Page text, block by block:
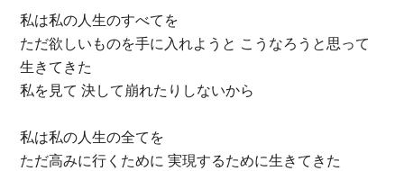
私は私の人生のすべてを
ただ欲しいものを手に入れようと こうなろうと思って
生きてきた
私を見て 決して崩れたりしないから
私は私の人生の全てを
ただ高みに行くために 実現するために生きてきた